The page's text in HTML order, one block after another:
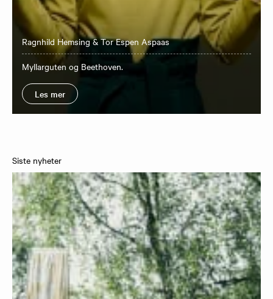
Ragnhild Hemsing & Tor Espen Aspaas
​Myllarguten og Beethoven.
Les mer
Siste nyheter